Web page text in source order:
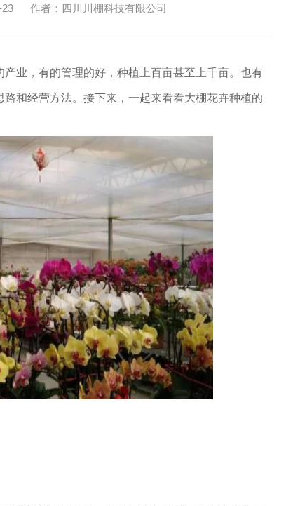
作者：四川川棚科技有限公司
业，有的管理的好，种植上百亩甚至上千亩。也有
和经营方法。接下来，一起来看看大棚花卉种植的